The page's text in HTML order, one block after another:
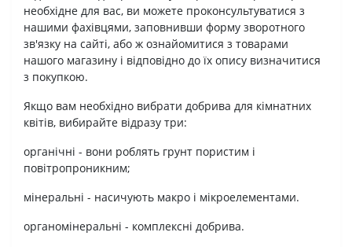
необхідне для вас, ви можете проконсультуватися з
нашими фахівцями, заповнивши форму зворотного
зв'язку на сайті, або ж ознайомитися з товарами
нашого магазину і відповідно до їх опису визначитися
з покупкою.
Якщо вам необхідно вибрати добрива для кімнатних
квітів, вибирайте відразу три:
органічні - вони роблять грунт пористим і
повітропроникним;
мінеральні - насичують макро і мікроелементами.
органомінеральні - комплексні добрива.